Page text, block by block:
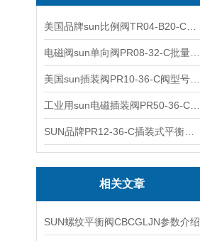
相关文章
SUN螺纹平衡阀CBCGLJN参数介绍